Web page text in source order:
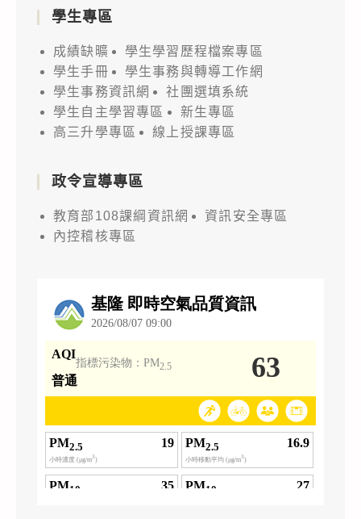
學生專區
成績缺曠
學生學習歷程檔案專區
學生手冊
學生事務與轉導工作網
學生事務資訊網
社團選填系統
學生自主學習專區
新生專區
高三升學專區
線上授課專區
政令宣導專區
教育部108課綱資訊網
資訊安全專區
內控稽核專區